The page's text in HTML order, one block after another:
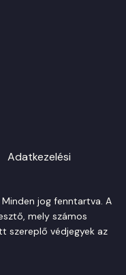
Adatkezelési
jog fenntartva. A
mely számos
szereplő védjegyek az